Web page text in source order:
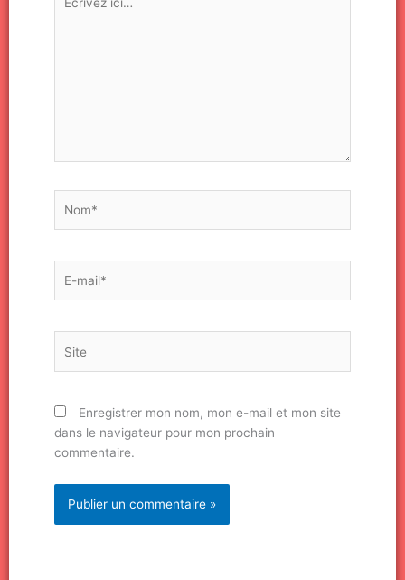
ici…
mail*
Enregistrer mon nom, mon e-mail et mon site
dans le navigateur pour mon prochain
commentaire.